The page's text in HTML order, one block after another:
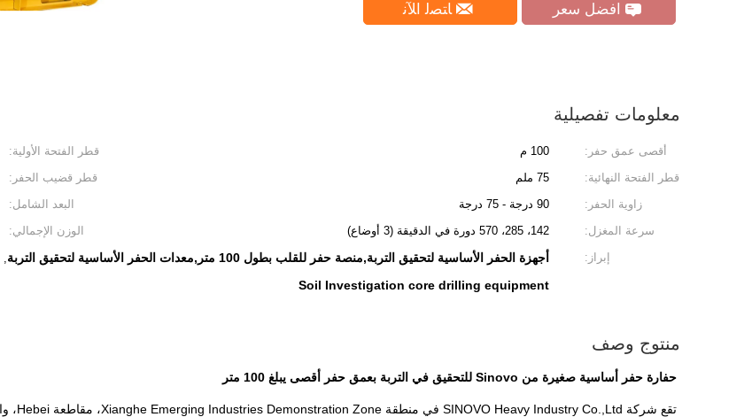
افضل سعر ﺎﺘﺼﻟ ﺍﻶﻧ
معلومات تفصيلية
أقصى عمق حفر: 100 م قطر الفتحة الأولية:
قطر الفتحة النهائية:
75 ملم قطر قضيب الحفر:
زاوية الحفر:
90 درجة - 75 درجة البعد الشامل:
سرعة المغزل:
142، 285، 570 دورة في الدقيقة (3 أوضاع) الوزن الإجمالي:
إبراز:
أجهزة الحفر الأساسية لتحقيق التربة,منصة حفر للقلب بطول 100 متر,معدات الحفر الأساسية لتحقيق التربة ,
Soil Investigation core drilling equipment
منتوج وصف
حفارة حفر أساسية صغيرة من Sinovo للتحقيق في التربة بعمق حفر أقصى يبلغ 100 متر